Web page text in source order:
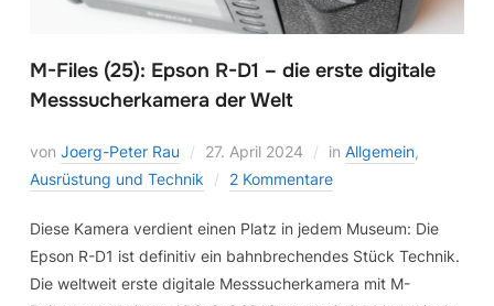
M-Files (25): Epson R-D1 – die erste digitale
Messsucherkamera der Welt
von Joerg-Peter Rau 27. April 2024 in Allgemein,
Ausrüstung und Technik
2 Kommentare
Diese Kamera verdient einen Platz in jedem Museum: Die
Epson R-D1 ist definitiv ein bahnbrechendes Stück Technik.
Die weltweit erste digitale Messsucherkamera mit M-